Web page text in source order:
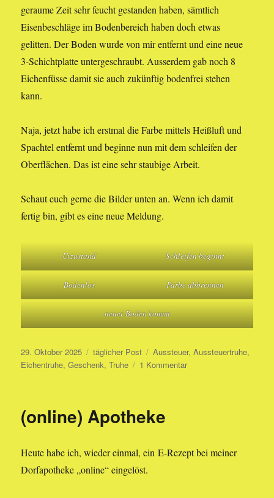
geraume Zeit sehr feucht gestanden haben, sämtlich
Eisenbeschläge im Bodenbereich haben doch etwas
gelitten. Der Boden wurde von mir entfernt und eine neue
3-Schichtplatte untergeschraubt. Ausserdem gab noch 8
Eichenfüsse damit sie auch zukünftig bodenfrei stehen
kann.
Naja, jetzt habe ich erstmal die Farbe mittels Heißluft und
Spachtel entfernt und beginne nun mit dem schleifen der
Oberflächen. Das ist eine sehr staubige Arbeit.
Schaut euch gerne die Bilder unten an. Wenn ich damit
fertig bin, gibt es eine neue Meldung.
Urzustand Schleifen beginnt
Bodenlos Farbe abbrennen
neuer Boden kommt
Veröffentlicht
am
29. Oktober 2025 Kategorien
täglicher Post Schlagwörter
Aussteuer,Aussteuertruhe,
Eichentruhe,Geschenk,Truhe 1 Kommentarzu
(online) Apotheke
Heute habe ich, wieder einmal, ein E-Rezept bei meiner
Dorfapotheke „online“ eingelöst.